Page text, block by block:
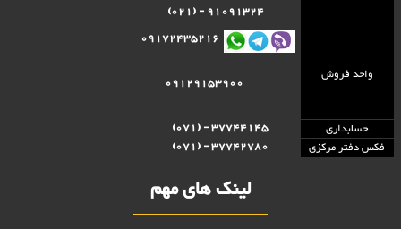
واحد فروش
09172435216
حسابداری
37744145 - (071)
فکس دفتر مرکزی
37742780 - (071)
لینک های مهم